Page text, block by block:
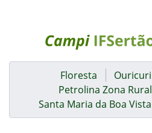
Floresta Ouricuri
Petrolina Zona Rural
Santa Maria da Boa Vista